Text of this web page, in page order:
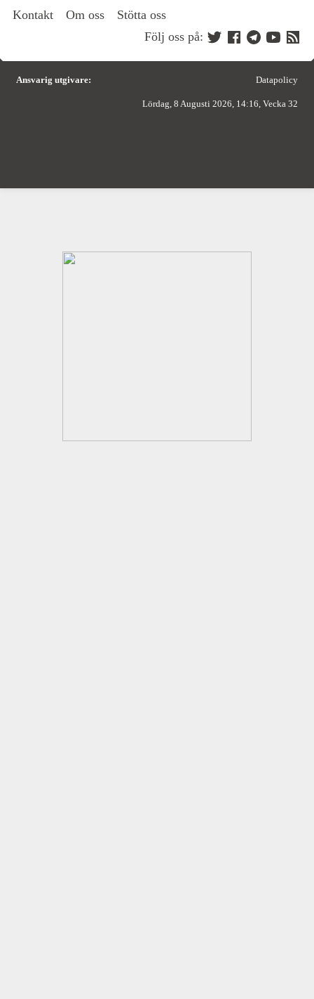
Kontakt Om oss
Stötta oss
Följ oss på:
Ansvarig utgivare: Datapolicy
Lördag, 8 Augusti 2026, 14:16, Vecka 32